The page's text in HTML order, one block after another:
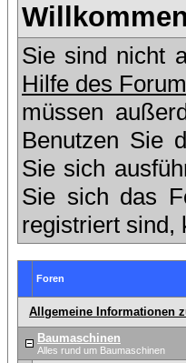
Sie sind nicht
Hilfe des
müssen
Benutzen Sie
Sie sich
Sie sich das
registriert sind,
Foren
Allgemeine Informationen
Baumaschinen
Alles rund um Baumaschinen